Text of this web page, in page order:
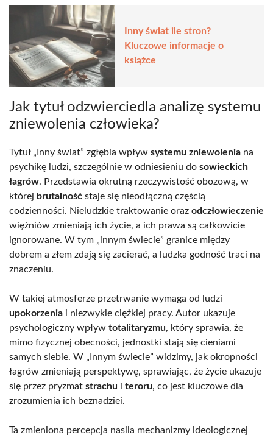
Inny świat ile stron?
Kluczowe informacje o
książce
Jak tytuł odzwierciedla analizę systemu
zniewolenia człowieka?
Tytuł „Inny świat” zgłębia wpływ systemu zniewolenia na
psychikę ludzi, szczególnie w odniesieniu do sowieckich
łagrów. Przedstawia okrutną rzeczywistość obozową, w
której brutalność staje się nieodłączną częścią
codzienności. Nieludzkie traktowanie oraz odczłowieczenie
więźniów zmieniają ich życie, a ich prawa są całkowicie
ignorowane. W tym „innym świecie” granice między
dobrem a złem zdają się zacierać, a ludzka godność traci na
znaczeniu.
W takiej atmosferze przetrwanie wymaga od ludzi
upokorzenia i niezwykle ciężkiej pracy. Autor ukazuje
psychologiczny wpływ totalitaryzmu, który sprawia, że
mimo fizycznej obecności, jednostki stają się cieniami
samych siebie. W „Innym świecie” widzimy, jak okropności
łagrów zmieniają perspektywę, sprawiając, że życie ukazuje
się przez pryzmat strachu i teroru, co jest kluczowe dla
zrozumienia ich beznadziei.
Ta zmieniona percepcja nasila mechanizmy ideologicznej